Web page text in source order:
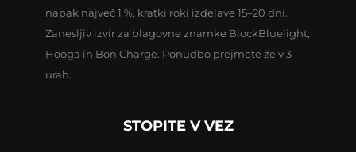
napak največ 1 %, kratki roki izdelave 15–20 dni.
Zanesljiv izvir za blagovne znamke BlockBluelight,
Hooga in Bon Charge. Ponudbo prejmete že v 3
urah.
STOPITE V VEZ